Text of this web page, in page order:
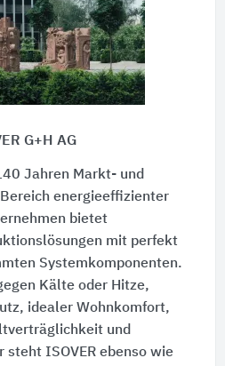
G+H AG
Jahren Markt- und
energieeffizienter
bietet
mit perfekt
Systemkomponenten.
Kälte oder Hitze,
idealer Wohnkomfort,
und
steht ISOVER ebenso wie